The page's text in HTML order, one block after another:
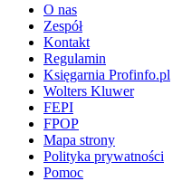
O nas
Zespół
Kontakt
Regulamin
Księgarnia Profinfo.pl
Wolters Kluwer
FEPI
FPOP
Mapa strony
Polityka prywatności
Pomoc